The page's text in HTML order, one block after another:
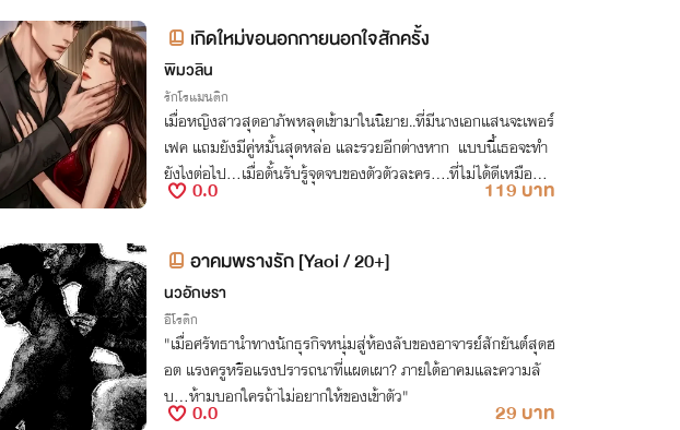
เกิดใหม่ขอนอกกายนอกใจสักครั้ง
พิมวลิน
รักโรแมนติก
เมื่อหญิงสาวสุดอาภัพหลุดเข้ามาในนิยาย..ที่มีนางเอกแสนจะเพอร์
เฟค แถมยังมีคู่หมั้นสุดหล่อ และรวยอีกต่างหาก แบบนี้เธอจะทำ
ยังไงต่อไป...เมื่อดั้นรับรู้จุดจบของตัวตัวละคร....ที่ไม่ได้ดีเหมือนใน
เนื้อเรื่อง
0.0 119 บาท
อาคมพรางรัก [Yaoi / 20+]
นวอักษรา
อีโรติก
"เมื่อศรัทธานำทางนักธุรกิจหนุ่มสู่ห้องลับของอาจารย์สักยันต์สุดฮ
อต แรงครูหรือแรงปรารถนาที่แผดเผา? ภายใต้อาคมและความลั
บ...ห้ามบอกใครถ้าไม่อยากให้ของเข้าตัว"
0.0 29 บาท